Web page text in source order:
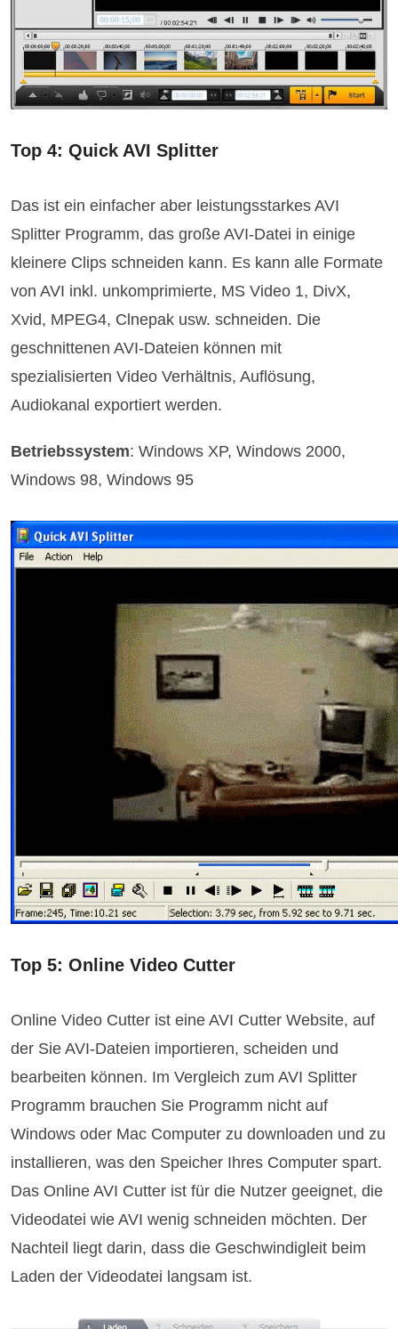
Top 4: Quick AVI Splitter
Das ist ein einfacher aber leistungsstarkes AVI
Splitter Programm, das große AVI-Datei in einige
kleinere Clips schneiden kann. Es kann alle Formate
von AVI inkl. unkomprimierte, MS Video 1, DivX,
Xvid, MPEG4, Clnepak usw. schneiden. Die
geschnittenen AVI-Dateien können mit
spezialisierten Video Verhältnis, Auflösung,
Audiokanal exportiert werden.
Betriebssystem: Windows XP, Windows 2000,
Windows 98, Windows 95
Top 5: Online Video Cutter
Online Video Cutter ist eine AVI Cutter Website, auf
der Sie AVI-Dateien importieren, scheiden und
bearbeiten können. Im Vergleich zum AVI Splitter
Programm brauchen Sie Programm nicht auf
Windows oder Mac Computer zu downloaden und zu
installieren, was den Speicher Ihres Computer spart.
Das Online AVI Cutter ist für die Nutzer geeignet, die
Videodatei wie AVI wenig schneiden möchten. Der
Nachteil liegt darin, dass die Geschwindigleit beim
Laden der Videodatei langsam ist.